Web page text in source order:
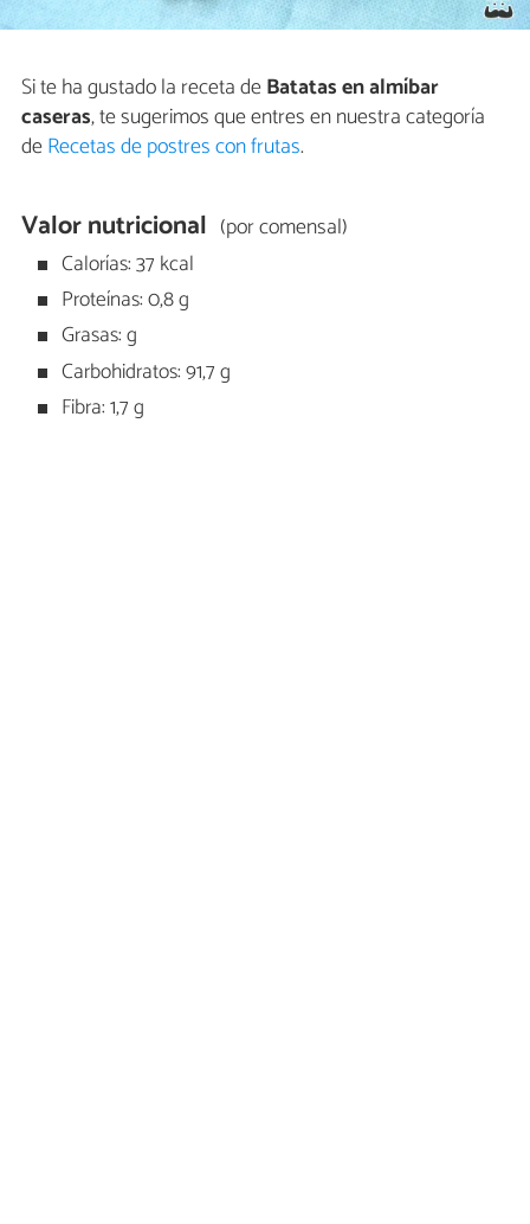
Si te ha gustado la receta deBatatas en almíbar
caseras, te sugerimos que entres en nuestra categoría
deRecetas de postres con frutas.
Valor nutricional (por comensal)
Calorías: 37 kcal
Proteínas: 0,8 g
Grasas: g
Carbohidratos: 91,7 g
Fibra: 1,7 g